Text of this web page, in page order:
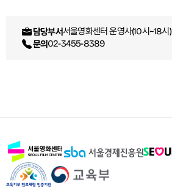
담당부서서울영화센터 운영사(10시~18시)
문의02-3455-8389